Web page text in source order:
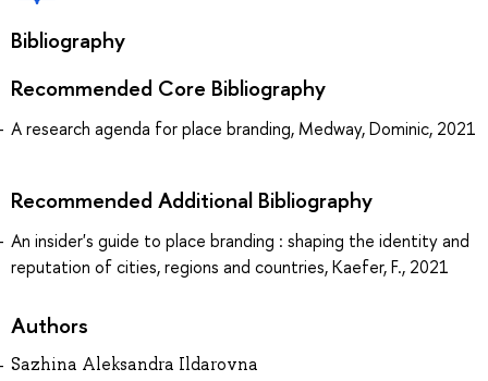
Bibliography
Recommended Core Bibliography
A research agenda for place branding, Medway, Dominic, 2021
Recommended Additional Bibliography
An insider's guide to place branding : shaping the identity and
reputation of cities, regions and countries, Kaefer, F., 2021
Authors
Sazhina Aleksandra Ildarovna